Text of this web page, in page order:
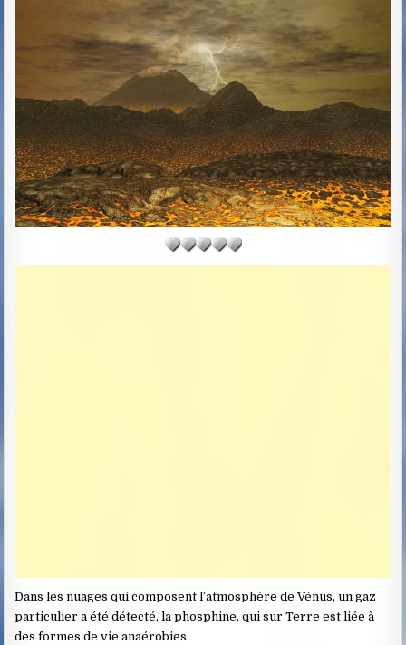
D
D
A
T
E
:
Dans les nuages ​​qui composent l’atmosphère de Vénus, un gaz
particulier a été détecté, la phosphine, qui sur Terre est liée à
des formes de vie anaérobies.